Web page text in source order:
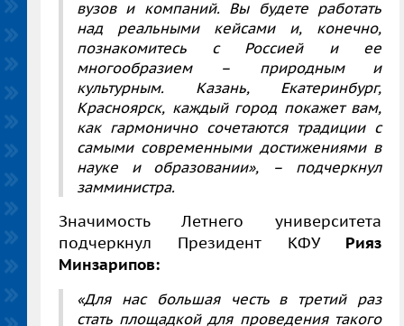
вузов и компаний. Вы будете работать
над реальными кейсами и, конечно,
познакомитесь с Россией и ее
многообразием
–
природным и
культурным. Казань, Екатеринбург,
Красноярск, каждый город покажет вам,
как гармонично сочетаются традиции с
самыми современными достижениями в
науке и образовании»,
–
подчеркнул
замминистра.
Значимость Летнего университета
подчеркнул Президент КФУ Рияз
Минзарипов:
«Для нас большая честь в третий раз
стать площадкой для проведения такого